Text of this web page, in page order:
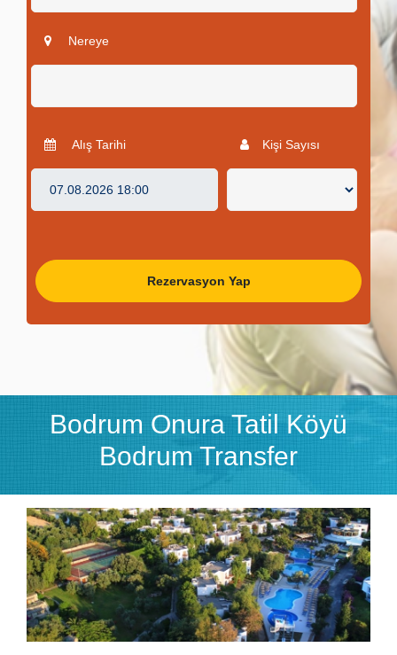
Nereye
Alış Tarihi Kişi Sayısı
Rezervasyon Yap
Bodrum Onura Tatil Köyü
Bodrum Transfer